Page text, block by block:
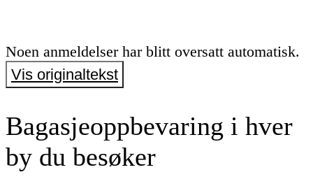
Noen anmeldelser har blitt oversatt automatisk.
Vis originaltekst
Bagasjeoppbevaring i hver
by du besøker